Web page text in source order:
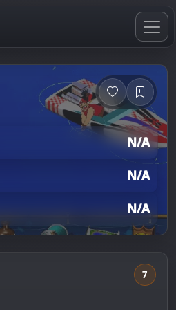
N/A
N/A
N/A
7